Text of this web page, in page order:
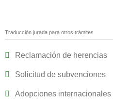
Traducción jurada para otros trámites
Reclamación de herencias
Solicitud de subvenciones
Adopciones internacionales